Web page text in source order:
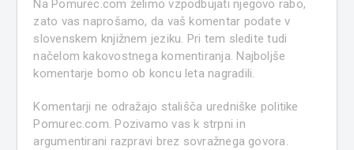
Na Pomurec.com želimo vzpodbujati njegovo rabo,
zato vas naprošamo, da vaš komentar podate v
slovenskem knjižnem jeziku. Pri tem sledite tudi
načelom kakovostnega komentiranja. Najboljše
komentarje bomo ob koncu leta nagradili.
Komentarji ne odražajo stališča uredniške politike
Pomurec.com. Pozivamo vas k strpni in
argumentirani razpravi brez sovražnega govora.